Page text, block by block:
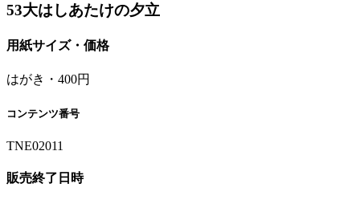
53大はしあたけの夕立
用紙サイズ・価格
はがき・400円
コンテンツ番号
TNE02011
販売終了日時